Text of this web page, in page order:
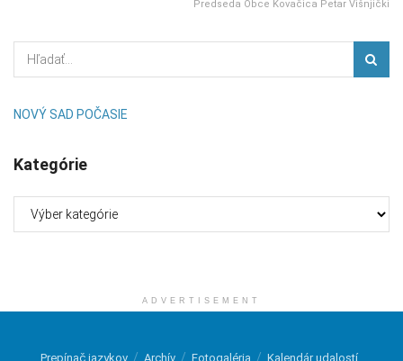
Predseda Obce Kovačica Petar Višnjički
NOVÝ SAD POČASIE
Kategórie
ADVERTISEMENT
Prepínač jazykov Archív Fotogaléria Kalendár udalostí